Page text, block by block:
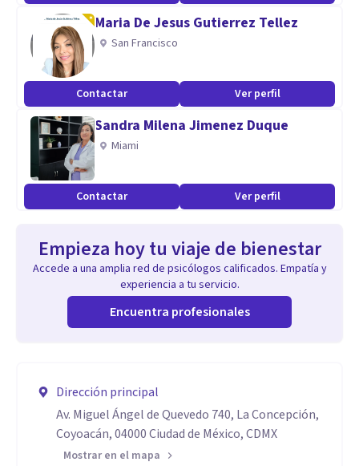
Maria De Jesus Gutierrez Tellez
San Francisco
Contactar Ver perfil
Sandra Milena Jimenez Duque
Miami
Contactar Ver perfil
Empieza hoy tu viaje de bienestar
Accede a una amplia red de psicólogos calificados. Empatía y
experiencia a tu servicio.
Encuentra profesionales
Dirección principal
Av. Miguel Ángel de Quevedo 740, La Concepción,
Coyoacán, 04000 Ciudad de México, CDMX
Mostrar en el mapa